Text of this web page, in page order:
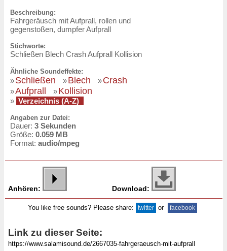
Beschreibung:
Fahrgeräusch mit Aufprall, rollen und
gegenstoßen, dumpfer Aufprall
Stichworte:
Schließen Blech Crash Aufprall Kollision
Ähnliche Soundeffekte:
»Schließen »Blech »Crash
»Aufprall »Kollision
» Verzeichnis (A-Z)
Angaben zur Datei:
Dauer: 3 Sekunden
Größe: 0.059 MB
Format: audio/mpeg
Anhören: Download:
You like free sounds? Please share: twitter or facebook
Link zu dieser Seite: